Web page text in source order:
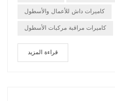
كاميرات داش للأعمال والأسطول
كاميرات مراقبة مركبات الأسطول
قراءة المزيد